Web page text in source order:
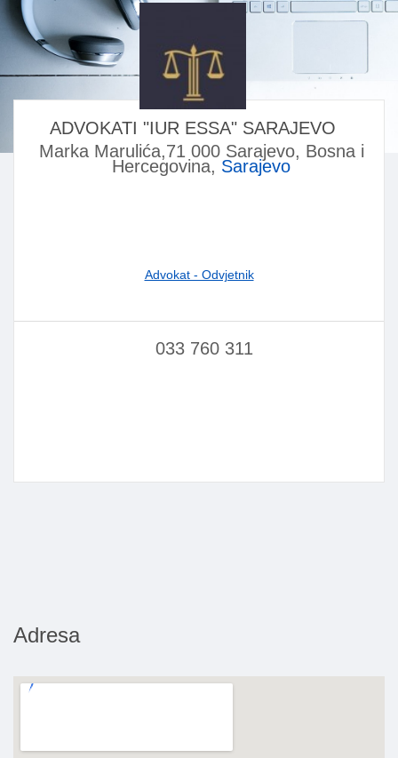
ADVOKATI "IUR ESSA" SARAJEVO
Marka Marulića,71 000 Sarajevo, Bosna i
Hercegovina, Sarajevo
Advokat - Odvjetnik
033 760 311
Adresa